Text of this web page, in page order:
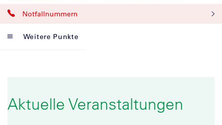
Notfallnummern
Weitere Punkte
Aktuelle Veranstaltungen